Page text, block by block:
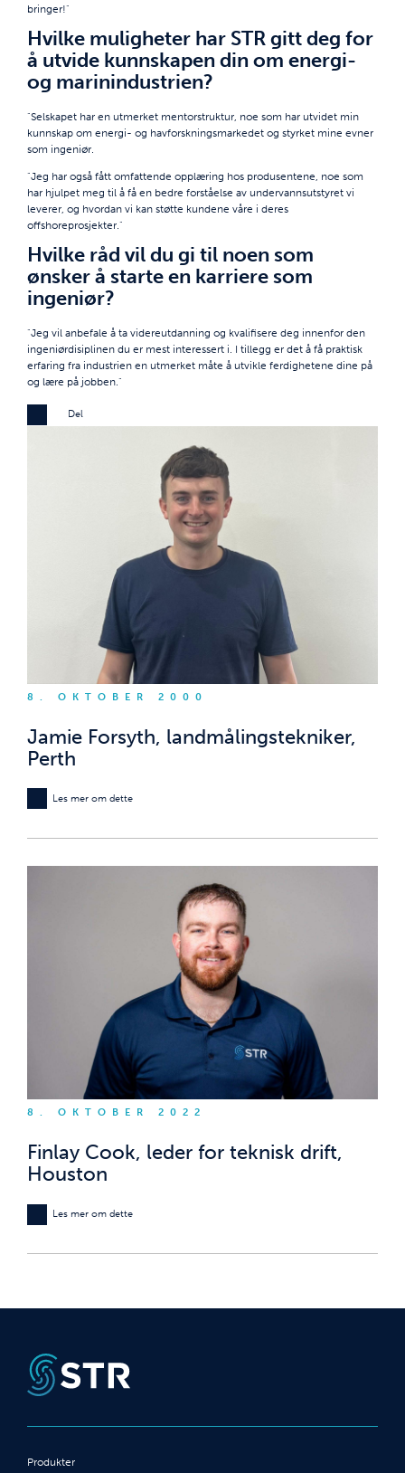
bringer!"
Hvilke muligheter har STR gitt deg for
å utvide kunnskapen din om energi-
og marinindustrien?
"Selskapet har en utmerket mentorstruktur, noe som har utvidet min
kunnskap om energi- og havforskningsmarkedet og styrket mine evner
som ingeniør.
"Jeg har også fått omfattende opplæring hos produsentene, noe som
har hjulpet meg til å få en bedre forståelse av undervannsutstyret vi
leverer, og hvordan vi kan støtte kundene våre i deres
offshoreprosjekter."
Hvilke råd vil du gi til noen som
ønsker å starte en karriere som
ingeniør?
"Jeg vil anbefale å ta videreutdanning og kvalifisere deg innenfor den
ingeniørdisiplinen du er mest interessert i. I tillegg er det å få praktisk
erfaring fra industrien en utmerket måte å utvikle ferdighetene dine på
og lære på jobben."
Del
8. OKTOBER 2000
Jamie Forsyth, landmålingstekniker,
Perth
Les mer om dette
8. OKTOBER 2022
Finlay Cook, leder for teknisk drift,
Houston
Les mer om dette
Produkter